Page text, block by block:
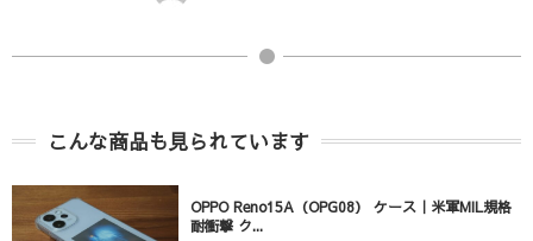
こんな商品も見られています
OPPO Reno15A（OPG08） ケース｜米軍MIL規格
耐衝撃 ク...